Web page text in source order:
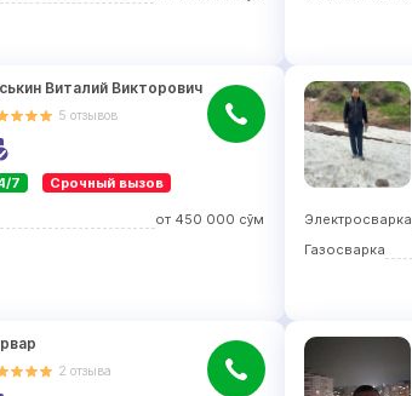
Виталий Викторович
5отзывов
7 Срочный вызов
от 450 000 сўм Электросварка
Газосварка
2отзыва